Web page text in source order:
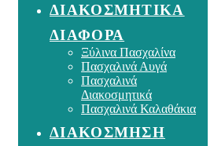
ΔΙΑΚΟΣΜΗΤΙΚΑ
ΔΙΑΦΟΡΑ
Ξύλινα Πασχαλίνα
Πασχαλινά Αυγά
Πασχαλινά
Διακοσμητικά
Πασχαλινά Καλαθάκια
ΔΙΑΚΟΣΜΗΣΗ